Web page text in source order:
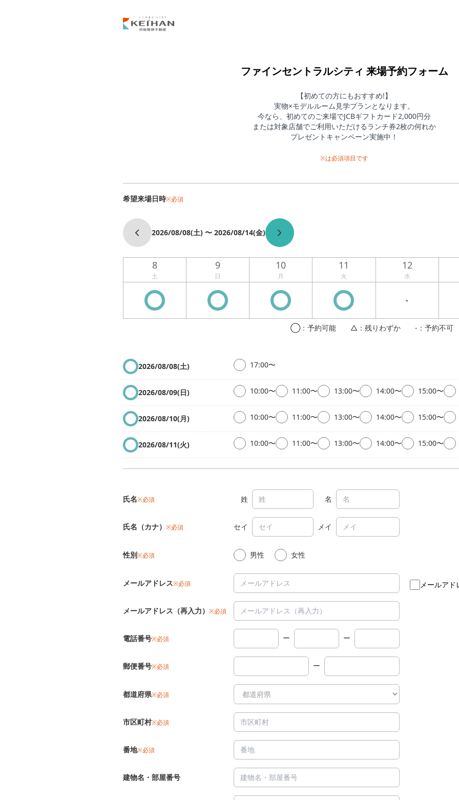
ファインセントラルシティ 来場予約フォーム
【初めての方にもおすすめ!】
実物×モデルルーム見学プランとなります。
今なら、初めてのご来場でJCBギフトカード2,000円分
または対象店舗でご利用いただけるランチ券2枚の何れか
プレゼントキャンペーン実施中！
※は必須項目です
希望来場日時※必須
2026/08/08(土) 〜 2026/08/14(金)
8
土
9
日
10
月
11
火
12
水
-
◯：予約可能 △：残りわずか -：予約不可
2026/08/08(土) 17:00〜
2026/08/09(日) 10:00〜 11:00〜 13:00〜 14:00〜 15:00〜
2026/08/10(月) 10:00〜 11:00〜 13:00〜 14:00〜 15:00〜
2026/08/11(火) 10:00〜 11:00〜 13:00〜 14:00〜 15:00〜
氏名※必須 姓 名
氏名（カナ） ※必須 セイ メイ
性別※必須 男性 女性
メールアドレス※必須 メールアド
メールアドレス（再入力） ※必須
電話番号※必須 ー ー
郵便番号※必須 ー
都道府県※必須
市区町村※必須
番地※必須
建物名・部屋番号